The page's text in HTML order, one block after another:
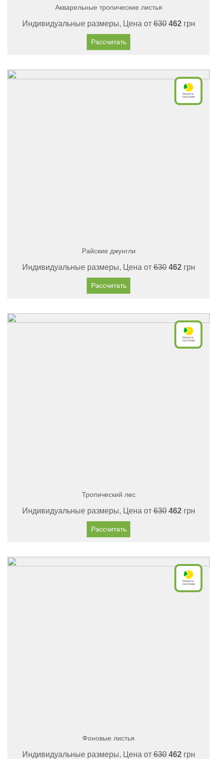
Акварельные тропические листья
Индивидуальные размеры, Цена от630 462грн
Рассчитать
Райские джунгли
Индивидуальные размеры, Цена от630 462грн
Рассчитать
Тропический лес
Индивидуальные размеры, Цена от630 462грн
Рассчитать
Фоновые листья
Индивидуальные размеры, Цена от630 462грн